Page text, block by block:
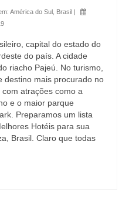
América do Sul Brasil |
capital do estado do
do país. A cidade
riacho Pajeú. No turismo,
destino mais procurado no
atrações como a
e o maior parque
Preparamos um lista
Hotéis para sua
Brasil. Claro que todas